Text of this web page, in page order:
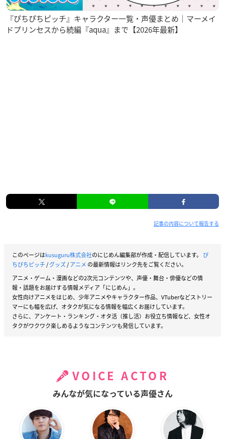
『ぴちぴちピッチ』キャラクター一覧・声優まとめ｜マーメイ
ドプリンセスから続編『aqua』まで【2026年最新】
記事の内容について報告する
このページはkusuguru株式会社のにじめん編集部が作成・配信しています。 ぴ
ちぴちピッチ/グッズ/アニメ の最新情報はリンク先をご覧ください。
アニメ・ゲーム・漫画などの2次元コンテンツや、声優・舞台・俳優などの情
報・話題をお届けする情報メディア「にじめん」。
女性向けアニメをはじめ、少年アニメやキャラクター作品、VTuberなどストリー
マーにも幅を広げ、オタクが気になる情報を幅広くお届けしています。
さらに、アンケート・ランキング・オタ活（推し活）お役立ち情報など、女性オ
タクがワクワク楽しめるようなコンテンツも発信しています。
VOICE ACTOR
みんなが気になっている声優さん